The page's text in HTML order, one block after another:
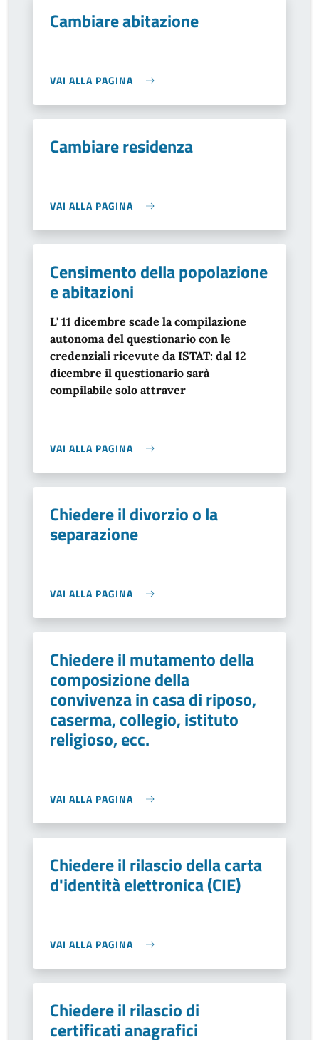
Cambiare abitazione
VAI ALLA PAGINA
Cambiare residenza
VAI ALLA PAGINA
Censimento della popolazione
e abitazioni
L' 11 dicembre scade la compilazione
autonoma del questionario con le
credenziali ricevute da ISTAT: dal 12
dicembre il questionario sarà
compilabile solo attraver
VAI ALLA PAGINA
Chiedere il divorzio o la
separazione
VAI ALLA PAGINA
Chiedere il mutamento della
composizione della
convivenza in casa di riposo,
caserma, collegio, istituto
religioso, ecc.
VAI ALLA PAGINA
Chiedere il rilascio della carta
d'identità elettronica (CIE)
VAI ALLA PAGINA
Chiedere il rilascio di
certificati anagrafici